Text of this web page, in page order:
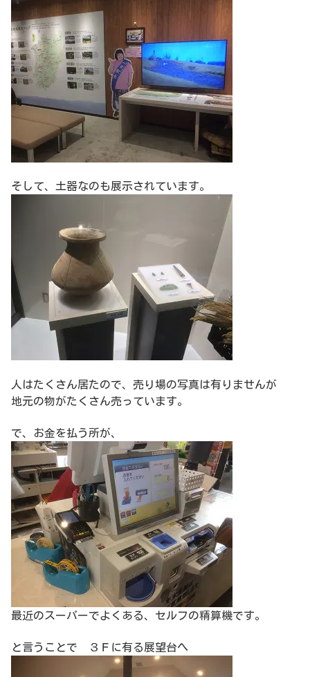
そして、土器なのも展示されています。
人はたくさん居たので、売り場の写真は有りませんが
地元の物がたくさん売っています。
で、お金を払う所が、
最近のスーパーでよくある、セルフの精算機です。
と言うことで ３Ｆに有る展望台へ